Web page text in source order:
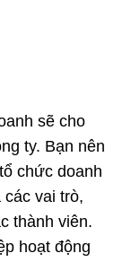
sẽ cho
ty. Bạn nên
chức doanh
các vai trò,
thành viên.
hoạt động